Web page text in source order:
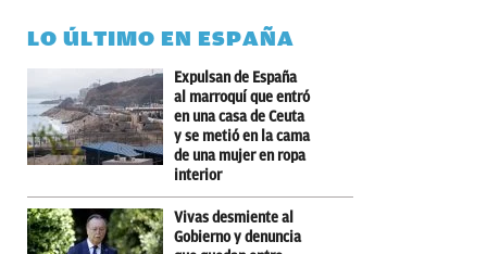
LO ÚLTIMO EN ESPAÑA
Expulsan de España
al marroquí que entró
en una casa de Ceuta
y se metió en la cama
de una mujer en ropa
interior
Vivas desmiente al
Gobierno y denuncia